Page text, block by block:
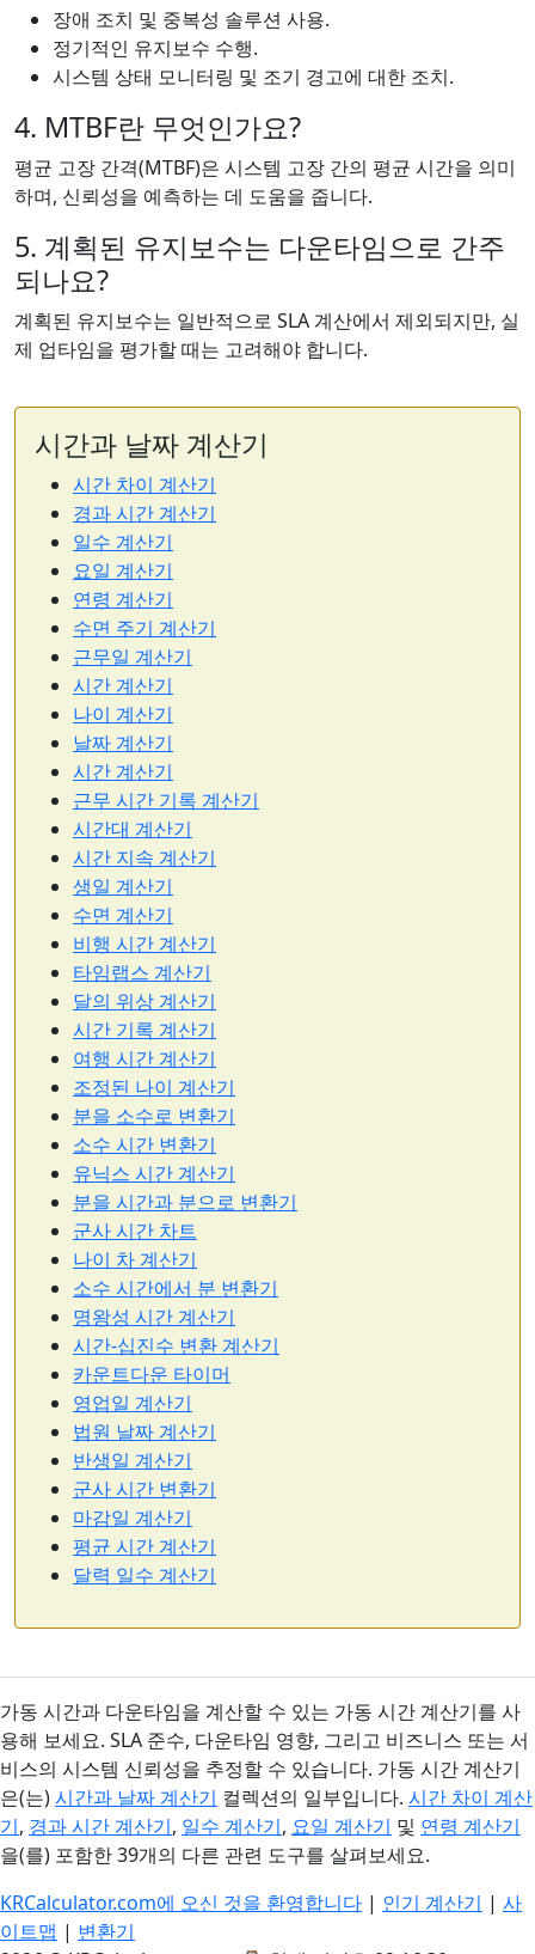
장애 조치 및 중복성 솔루션 사용.
정기적인 유지보수 수행.
시스템 상태 모니터링 및 조기 경고에 대한 조치.
4. MTBF란 무엇인가요?
평균 고장 간격(MTBF)은 시스템 고장 간의 평균 시간을 의미
하며, 신뢰성을 예측하는 데 도움을 줍니다.
5. 계획된 유지보수는 다운타임으로 간주
되나요?
계획된 유지보수는 일반적으로 SLA 계산에서 제외되지만, 실
제 업타임을 평가할 때는 고려해야 합니다.
시간과 날짜 계산기
시간 차이 계산기
경과 시간 계산기
일수 계산기
요일 계산기
연령 계산기
수면 주기 계산기
근무일 계산기
시간 계산기
나이 계산기
날짜 계산기
시간 계산기
근무 시간 기록 계산기
시간대 계산기
시간 지속 계산기
생일 계산기
수면 계산기
비행 시간 계산기
타임랩스 계산기
달의 위상 계산기
시간 기록 계산기
여행 시간 계산기
조정된 나이 계산기
분을 소수로 변환기
소수 시간 변환기
유닉스 시간 계산기
분을 시간과 분으로 변환기
군사 시간 차트
나이 차 계산기
소수 시간에서 분 변환기
명왕성 시간 계산기
시간-십진수 변환 계산기
카운트다운 타이머
영업일 계산기
법원 날짜 계산기
반생일 계산기
군사 시간 변환기
마감일 계산기
평균 시간 계산기
달력 일수 계산기
가동 시간과 다운타임을 계산할 수 있는 가동 시간 계산기를 사
용해 보세요. SLA 준수, 다운타임 영향, 그리고 비즈니스 또는 서
비스의 시스템 신뢰성을 추정할 수 있습니다. 가동 시간 계산기
은(는)시간과 날짜 계산기 컬렉션의 일부입니다. 시간 차이 계산
기, 경과 시간 계산기, 일수 계산기, 요일 계산기 및 연령 계산기
을(를) 포함한 39개의 다른 관련 도구를 살펴보세요.
KRCalculator.com에 오신 것을 환영합니다 | 인기 계산기 | 사
이트맵 | 변환기